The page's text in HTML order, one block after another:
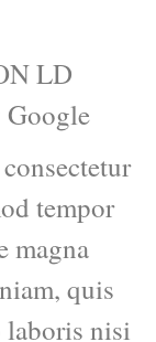
LD
Google
tempor
magna
quis
laboris nisi